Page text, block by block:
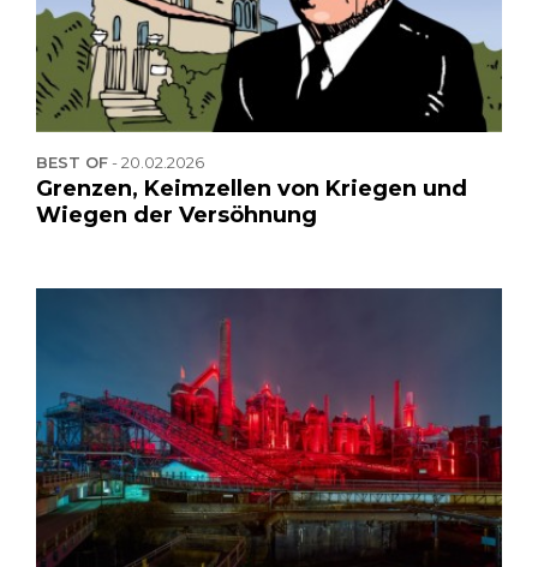
BEST OF-20.02.2026
Grenzen, Keimzellen von Kriegen und
Wiegen der Versöhnung